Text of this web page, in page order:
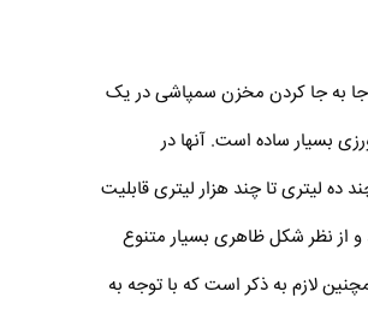
جا به جا کردن مخزن سمپاشی در یک
بسیار ساده است. آنها در
ده لیتری تا چند هزار لیتری قابلیت
و از نظر شکل ظاهری بسیار متنوع
لازم به ذکر است که با توجه به